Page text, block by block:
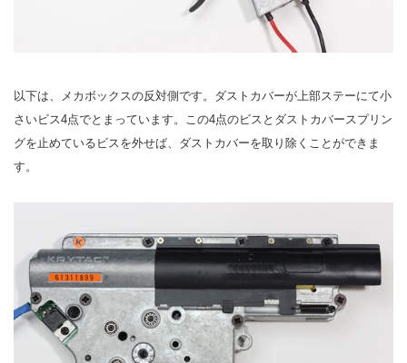
以下は、メカボックスの反対側です。ダストカバーが上部ステーにて小
さいビス4点でとまっています。この4点のビスとダストカバースプリン
グを止めているビスを外せば、ダストカバーを取り除くことができま
す。